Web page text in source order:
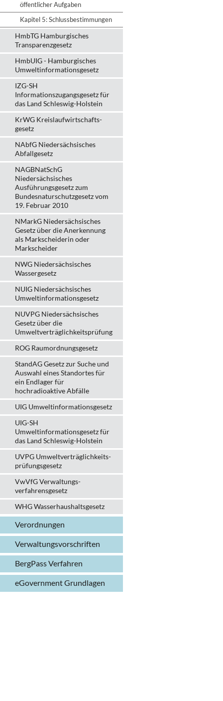
öffentlicher Aufgaben
Kapitel 5: Schlussbestimmungen
HmbTG Hamburgisches
Transparenzgesetz
HmbUIG - Hamburgisches
Umweltinformationsgesetz
IZG-SH
Informationszugangsgesetz für
das Land Schleswig-Holstein
KrWG Kreislaufwirtschafts­
gesetz
NAbfG Niedersächsisches
Abfallgesetz
NAGBNatSchG
Niedersächsisches
Ausführungsgesetz zum
Bundesnaturschutzgesetz vom
19. Februar 2010
NMarkG Niedersächsisches
Gesetz über die Anerkennung
als Markscheiderin oder
Markscheider
NWG Niedersächsisches
Wassergesetz
NUIG Niedersächsisches
Umweltinformationsgesetz
NUVPG Niedersächsisches
Gesetz über die
Umweltverträglichkeitsprüfung
ROG Raumordnungsgesetz
StandAG Gesetz zur Suche und
Auswahl eines Standortes für
ein Endlager für
hochradioaktive Abfälle
UIG Umweltinformationsgesetz
UIG-SH
Umweltinformationsgesetz für
das Land Schleswig-Holstein
UVPG Umweltverträglich­keits­
prüfungs­gesetz
VwVfG Verwaltungs­
verfahrens­gesetz
WHG Wasserhaushalts­gesetz
Verordnungen
Verwaltungs­vorschriften
BergPass Verfahren
eGovernment Grundlagen